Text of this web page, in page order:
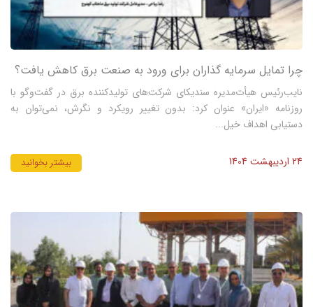
چرا تمایل سرمایه گذاران برای ورود به صنعت برق کاهش یافت؟
نایب‌رئیس هیأت‌مدیره سندیکای شرکت‌های تولیدکننده برق در گفت‌و‌گو با
روزنامه «ایران» عنوان کرد: بدون تغییر رویکرد و نگرش، نمی‌توان به
دستیابی اهداف خیل...
24 اردیبهشت 1404 بیشتر بخوانید